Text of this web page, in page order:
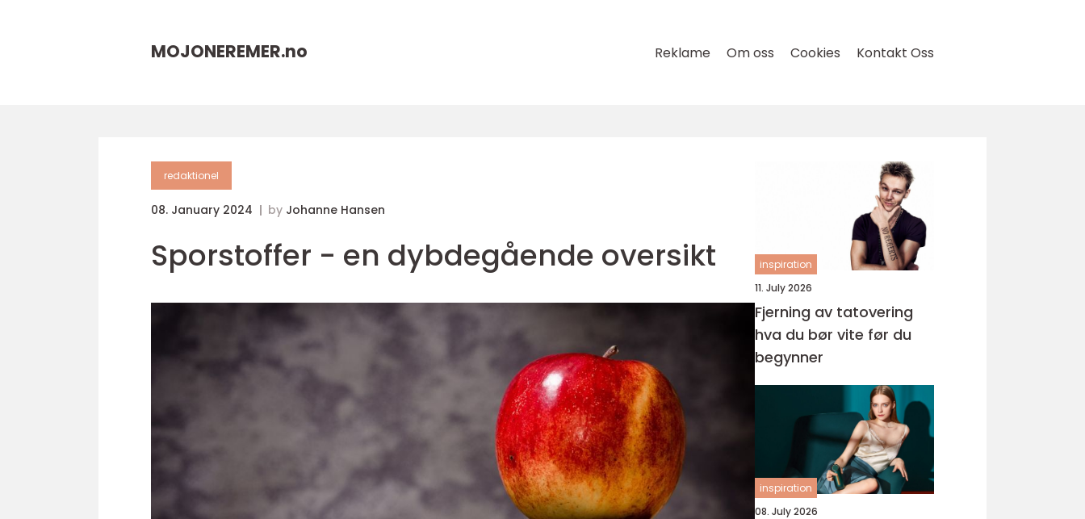
MOJONEREMER.no Reklame Om oss Cookies Kontakt Oss
redaktionel
08. January 2024 by Johanne Hansen
Sporstoffer - en dybdegående oversikt
inspiration
11. July 2026
Fjerning av tatovering
hva du bør vite før du
begynner
inspiration
08. July 2026